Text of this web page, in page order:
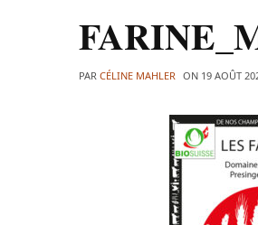
PAR CÉLINE MAHLER ON 19 AOÛT